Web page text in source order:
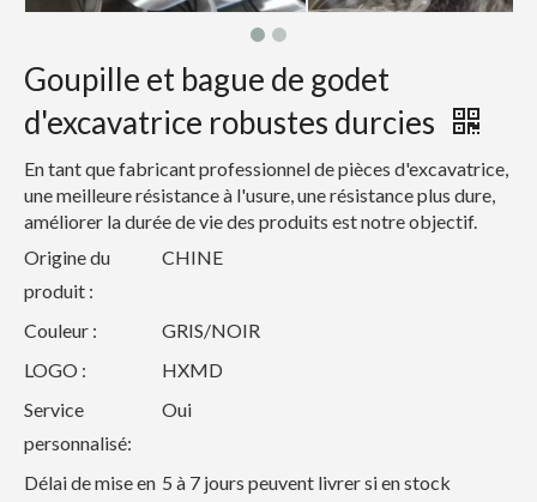
Goupille et bague de godet
d'excavatrice robustes durcies
En tant que fabricant professionnel de pièces d'excavatrice,
une meilleure résistance à l'usure, une résistance plus dure,
améliorer la durée de vie des produits est notre objectif.
Origine du
produit :
CHINE
Couleur :
GRIS/NOIR
LOGO :
HXMD
Service
personnalisé:
Oui
Délai de mise en 5 à 7 jours peuvent livrer si en stock